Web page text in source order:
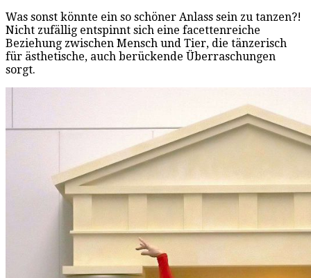
Was sonst könnte ein so schöner Anlass sein zu tanzen?!
Nicht zufällig entspinnt sich eine facettenreiche
Beziehung zwischen Mensch und Tier, die tänzerisch
für ästhetische, auch berückende Überraschungen
sorgt.